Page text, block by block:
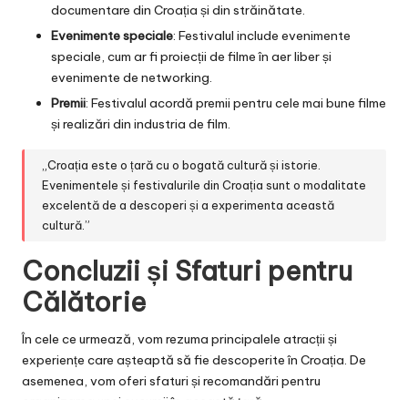
documentare din Croația și din străinătate.
Evenimente speciale: Festivalul include evenimente
speciale, cum ar fi proiecții de filme în aer liber și
evenimente de networking.
Premii: Festivalul acordă premii pentru cele mai bune filme
și realizări din industria de film.
„Croația este o țară cu o bogată cultură și istorie.
Evenimentele și festivalurile din Croația sunt o modalitate
excelentă de a descoperi și a experimenta această
cultură.”
Concluzii și Sfaturi pentru
Călătorie
În cele ce urmează, vom rezuma principalele atracții și
experiențe care așteaptă să fie descoperite în Croația. De
asemenea, vom oferi sfaturi și recomandări pentru